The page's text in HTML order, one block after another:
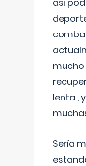
así
mucho
lenta ,
Sería